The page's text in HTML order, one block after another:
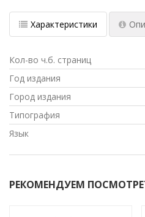
Характеристики
Кол-во ч.б. страниц
Год издания
Город издания
Типография
Язык
РЕКОМЕНДУЕМ